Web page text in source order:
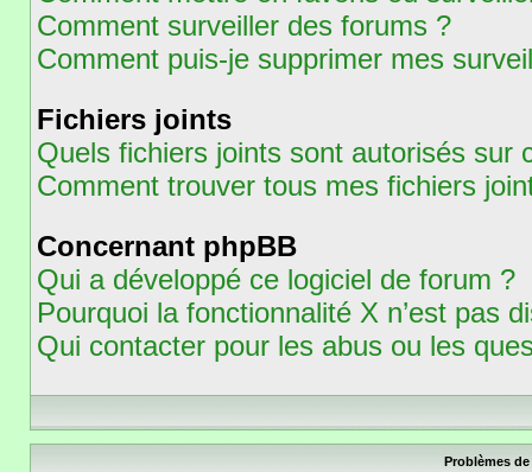
Comment surveiller des forums ?
Comment puis-je supprimer mes
Fichiers joints
Quels fichiers joints sont autorisés sur
Comment trouver tous mes fichiers
Concernant phpBB
Qui a développé ce logiciel de forum ?
Pourquoi la fonctionnalité X n’est pas
Qui contacter pour les abus ou les
Problèmes